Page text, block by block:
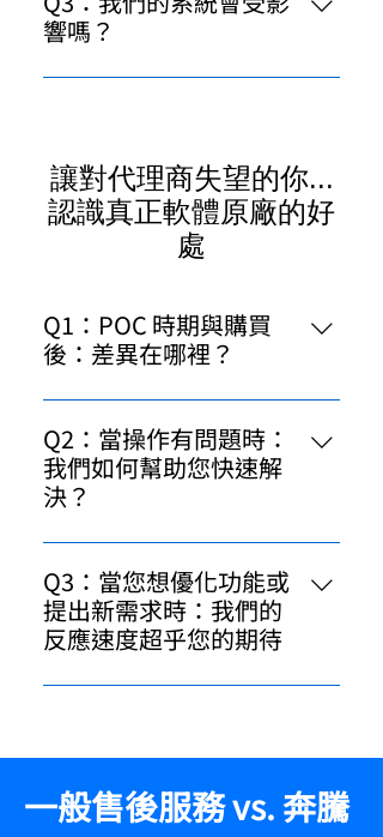
有專門的團隊為您加速開發流程。
響嗎？
我們提供詳細的升級預測與測試環
憂。
讓對代理商失望的你...
認識真正軟體原廠的好
處
Q1：POC 時期與購買
後：差異在哪裡？
無論是 POC 測試期還是購買後的實
際運行，您都不會孤單。我們的服
務從頭到尾都在，確保您每個階段
的需求得到滿足。
Q2：當操作有問題時：
我們如何幫助您快速解
決？
POC 時期： 在試用期間，我們的技
術團隊提供實時指導，幫助您快速
上手，確保測試過程順利無誤。 購
買後： 購買後，我們的支援團隊會
無論操作出現任何問題，都有專業
託或無人回應。
Q3：當您想優化功能或
提出新需求時：我們的
反應速度超乎您的期待
POC 時期： 在 POC 測試階段，您
建議，確保測試結果符合您的預
一般售後服務 vs. 奔騰